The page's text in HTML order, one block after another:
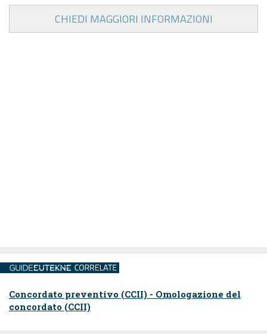
CHIEDI MAGGIORI INFORMAZIONI
Concordato preventivo (CCII) - Omologazione del
concordato (CCII)